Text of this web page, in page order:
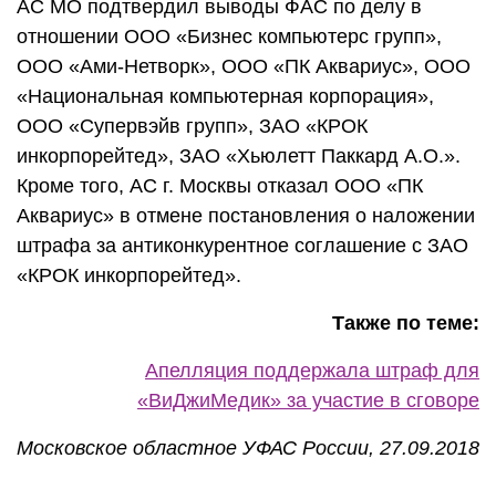
АС МО подтвердил выводы ФАС по делу в
отношении ООО «Бизнес компьютерс групп»,
ООО «Ами-Нетворк», ООО «ПК Аквариус», ООО
«Национальная компьютерная корпорация»,
ООО «Супервэйв групп», ЗАО «КРОК
инкорпорейтед», ЗАО «Хьюлетт Паккард А.О.».
Кроме того, АС г. Москвы отказал ООО «ПК
Аквариус» в отмене постановления о наложении
штрафа за антиконкурентное соглашение с ЗАО
«КРОК инкорпорейтед».
Также по теме:
Апелляция поддержала штраф для
«ВиДжиМедик» за участие в сговоре
Московское областное УФАС России, 27.09.2018